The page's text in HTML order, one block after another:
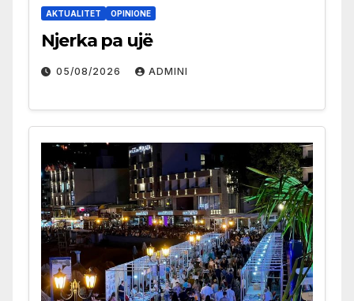
AKTUALITET OPINIONE
Njerka pa ujë
05/08/2026 ADMINI